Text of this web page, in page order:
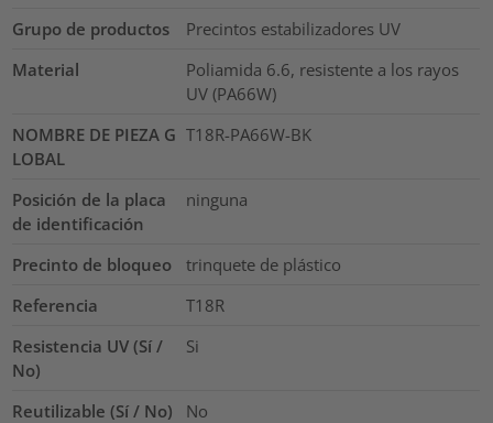
Grupo de productos
Precintos estabilizadores UV
Material
Poliamida 6.6, resistente a los rayos
UV (PA66W)
NOMBRE DE PIEZA G
LOBAL
T18R-PA66W-BK
Posición de la placa
de identificación
ninguna
Precinto de bloqueo
trinquete de plástico
Referencia
T18R
Resistencia UV (Sí /
No)
Si
Reutilizable (Sí / No)
No